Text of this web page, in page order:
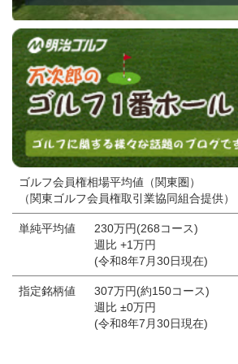
ゴルフ会員権相場平均値（関東圏）
（関東ゴルフ会員権取引業協同組合提供）
単純平均値
230万円(268コース)
週比 +1万円
(令和8年7月30日現在)
指定銘柄値
307万円(約150コース)
週比 ±0万円
(令和8年7月30日現在)